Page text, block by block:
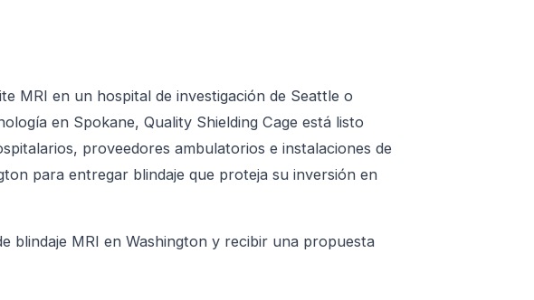
MRI en un hospital de investigación de Seattle o
en Spokane, Quality Shielding Cage está listo
proveedores ambulatorios e instalaciones de
para entregar blindaje que proteja su inversión en
blindaje MRI en Washington y recibir una propuesta